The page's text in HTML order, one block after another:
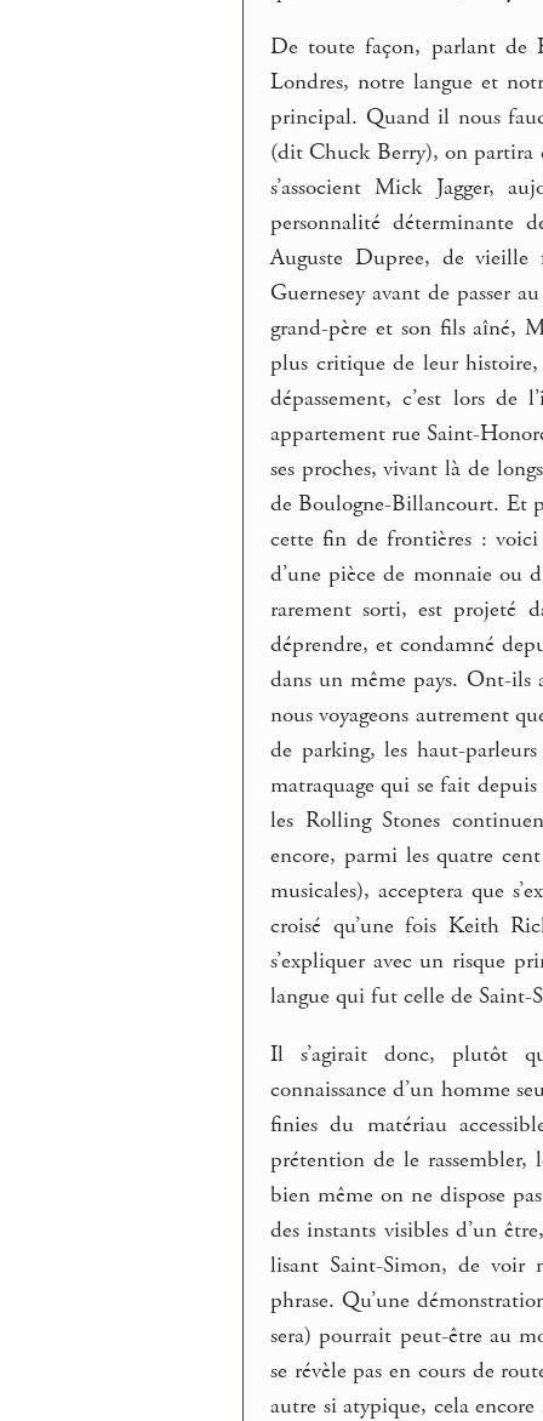
De toute façon, parlant de
Londres, notre langue et
principal. Quand il nous
(dit Chuck Berry), on partira
s’associent Mick Jagger,
personnalité déterminante
Auguste Dupree, de vieille
Guernesey avant de passer
grand-père et son fils aîné,
plus critique de leur histoire,
dépassement, c’est lors
appartement rue Saint-
ses proches, vivant là de
de Boulogne-Billancourt. Et
cette fin de frontières :
d’une pièce de monnaie ou
rarement sorti, est projeté
déprendre, et condamné
dans un même pays. Ont-ils
nous voyageons autrement
de parking, les haut-
matraquage qui se fait
les Rolling Stones
encore, parmi les quatre
musicales), acceptera que
croisé qu’une fois Keith
s’expliquer avec un risque
langue qui fut celle de Saint-
Il s’agirait donc, plutôt
connaissance d’un homme
finies du matériau
prétention de le rassembler,
bien même on ne dispose
des instants visibles d’un
lisant Saint-Simon, de voir
phrase. Qu’une
sera) pourrait peut-être au
se révèle pas en cours de
autre si atypique, cela